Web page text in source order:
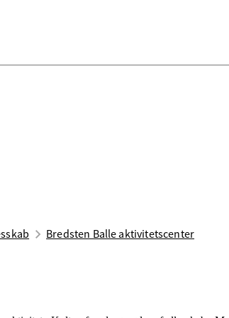
Bredsten Balle aktivitetscenter